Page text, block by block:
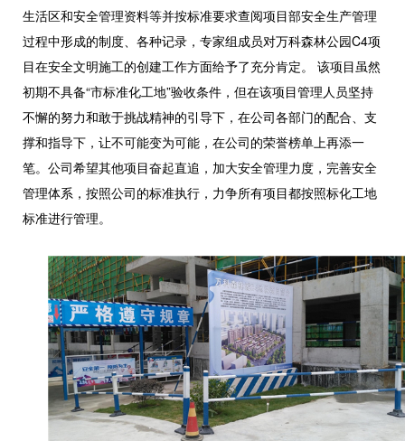
生活区和安全管理资料等并按标准要求查阅项目部安全生产管理
过程中形成的制度、各种记录，专家组成员对万科森林公园C4项
目在安全文明施工的创建工作方面给予了充分肯定。 该项目虽然
初期不具备“市标准化工地”验收条件，但在该项目管理人员坚持
不懈的努力和敢于挑战精神的引导下，在公司各部门的配合、支
撑和指导下，让不可能变为可能，在公司的荣誉榜单上再添一
笔。公司希望其他项目奋起直追，加大安全管理力度，完善安全
管理体系，按照公司的标准执行，力争所有项目都按照标化工地
标准进行管理。